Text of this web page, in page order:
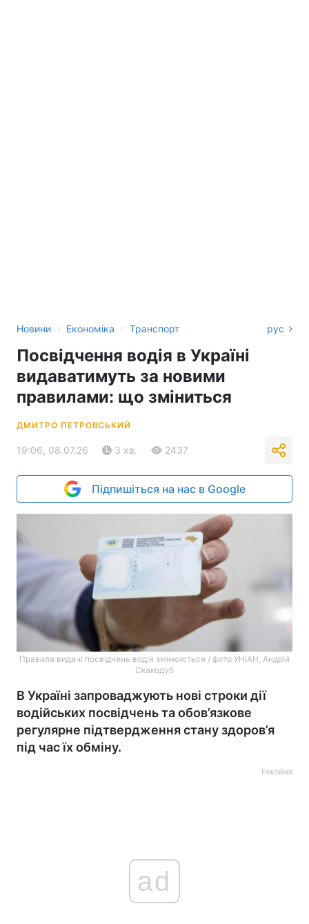
Новини › Економіка › Транспорт рус
Посвідчення водія в Україні
видаватимуть за новими
правилами: що зміниться
ДМИТРО ПЕТРОВСЬКИЙ
19:06, 08.07.26 3 хв. 2437
Підпишіться на нас в Google
Правила видачі посвідчень водія змінюються / фото УНІАН, Андрій
Скакодуб
В Україні запроваджують нові строки дії
водійських посвідчень та обов’язкове
регулярне підтвердження стану здоров’я
під час їх обміну.
Реклама
ad